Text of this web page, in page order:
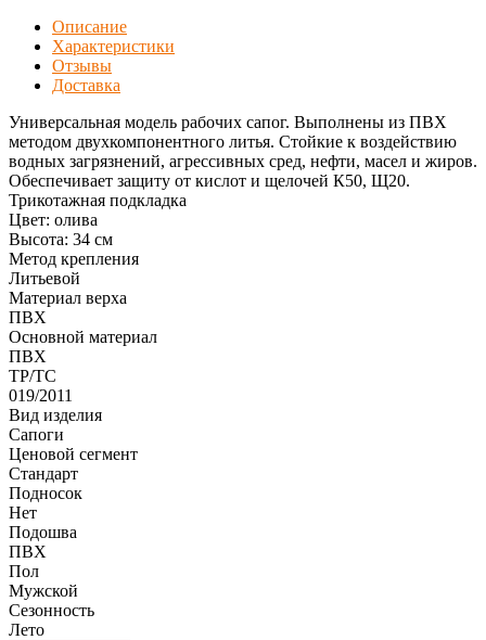
Описание
Характеристики
Отзывы
Доставка
Универсальная модель рабочих сапог. Выполнены из ПВХ
методом двухкомпонентного литья. Стойкие к воздействию
водных загрязнений, агрессивных сред, нефти, масел и жиров.
Обеспечивает защиту от кислот и щелочей К50, Щ20.
Трикотажная подкладка
Цвет: олива
Высота: 34 см
Метод крепления
Литьевой
Материал верха
ПВХ
Оcновной материал
ПВХ
ТР/ТС
019/2011
Вид изделия
Сапоги
Ценовой сегмент
Стандарт
Подносок
Нет
Подошва
ПВХ
Пол
Мужской
Сезонность
Лето